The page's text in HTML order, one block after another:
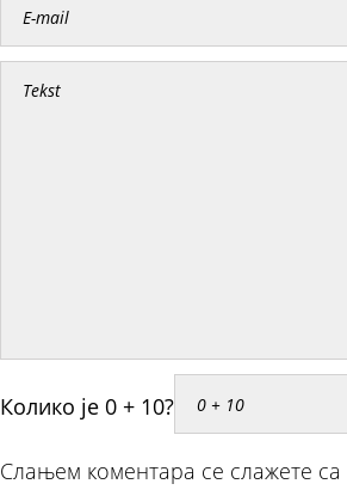
Колико је 0 + 10?
Слањем коментара се слажете са